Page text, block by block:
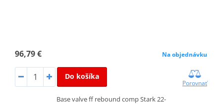
96,79 € Na objednávku
Do košíka
Porovnať
Base valve ff rebound comp Stark 22-